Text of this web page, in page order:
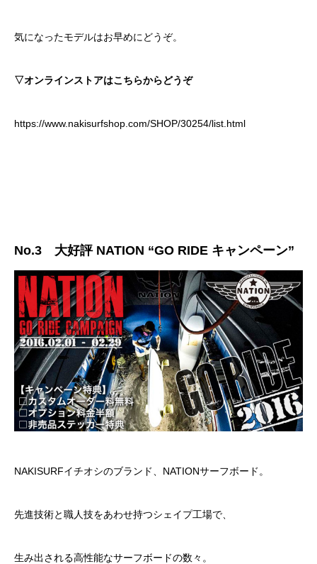
気になったモデルはお早めにどうぞ。
▽オンラインストアはこちらからどうぞ
https://www.nakisurfshop.com/SHOP/30254/list.html
No.3 大好評 NATION “GO RIDE キャンペーン”
NAKISURFイチオシのブランド、NATIONサーフボード。
先進技術と職人技をあわせ持つシェイプ工場で、
生み出される高性能なサーフボードの数々。